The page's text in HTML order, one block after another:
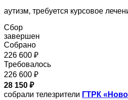
аутизм, требуется курсовое
Сбор
завершен
Собрано
226 600 ₽
Требовалось
226 600 ₽
28 150 ₽
собрали телезрители ГТРК